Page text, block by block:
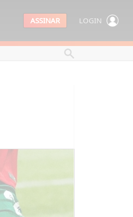
ASSINAR LOGIN